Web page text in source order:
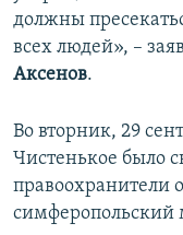
должны
всех людей», –
Аксенов.
Во вторник, 29
Чистенькое было
правоохранители